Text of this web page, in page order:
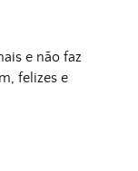
e não faz
felizes e